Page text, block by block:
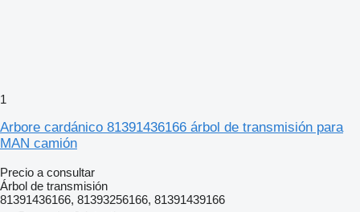
1
Arbore cardánico 81391436166 árbol de transmisión para
MAN camión
Precio a consultar
Árbol de transmisión
81391436166, 81393256166, 81391439166